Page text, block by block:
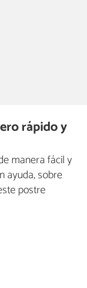
rápido y
manera fácil y
ayuda, sobre
postre